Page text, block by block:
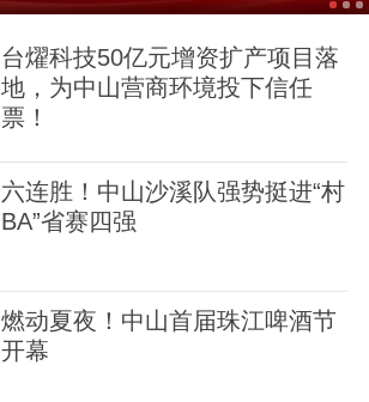
版权声明
台燿科技50亿元增资扩产项目落
地，为中山营商环境投下信任
票！
六连胜！中山沙溪队强势挺进“村
BA”省赛四强
燃动夏夜！中山首届珠江啤酒节
开幕